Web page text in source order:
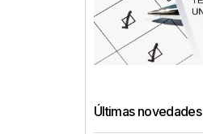
Últimas novedades